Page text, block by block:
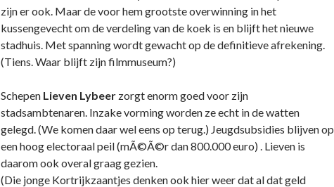
zijn er ook. Maar de voor hem grootste overwinning in het
kussengevecht om de verdeling van de koek is en blijft het nieuwe
stadhuis. Met spanning wordt gewacht op de definitieve afrekening.
(Tiens. Waar blijft zijn filmmuseum?)
Schepen Lieven Lybeer zorgt enorm goed voor zijn
stadsambtenaren. Inzake vorming worden ze echt in de watten
gelegd. (We komen daar wel eens op terug.) Jeugdsubsidies blijven op
een hoog electoraal peil (mÃ©Ã©r dan 800.000 euro) . Lieven is
daarom ook overal graag gezien.
(Die jonge Kortrijkzaantjes denken ook hier weer dat al dat geld